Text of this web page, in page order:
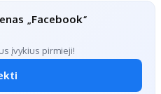
„Facebook“
įvykius pirmieji!